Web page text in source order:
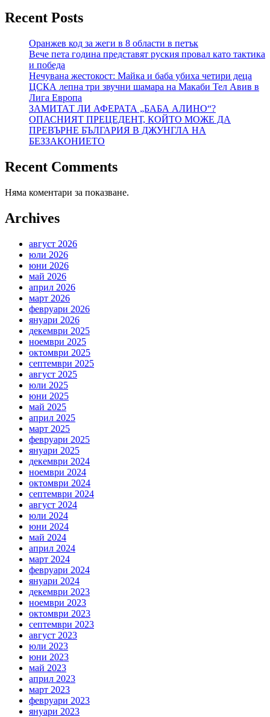
Recent Posts
Оранжев код за жеги в 8 области в петък
Вече пета година представят руския провал като тактика
и победа
Нечувана жестокост: Майка и баба убиха четири деца
ЦСКА лепна три звучни шамара на Макаби Тел Авив в
Лига Европа
ЗАМИТАТ ЛИ АФЕРАТА „БАБА АЛИНО“?
ОПАСНИЯТ ПРЕЦЕДЕНТ, КОЙТО МОЖЕ ДА
ПРЕВЪРНЕ БЪЛГАРИЯ В ДЖУНГЛА НА
БЕЗЗАКОНИЕТО
Recent Comments
Няма коментари за показване.
Archives
август 2026
юли 2026
юни 2026
май 2026
април 2026
март 2026
февруари 2026
януари 2026
декември 2025
ноември 2025
октомври 2025
септември 2025
август 2025
юли 2025
юни 2025
май 2025
април 2025
март 2025
февруари 2025
януари 2025
декември 2024
ноември 2024
октомври 2024
септември 2024
август 2024
юли 2024
юни 2024
май 2024
април 2024
март 2024
февруари 2024
януари 2024
декември 2023
ноември 2023
октомври 2023
септември 2023
август 2023
юли 2023
юни 2023
май 2023
април 2023
март 2023
февруари 2023
януари 2023